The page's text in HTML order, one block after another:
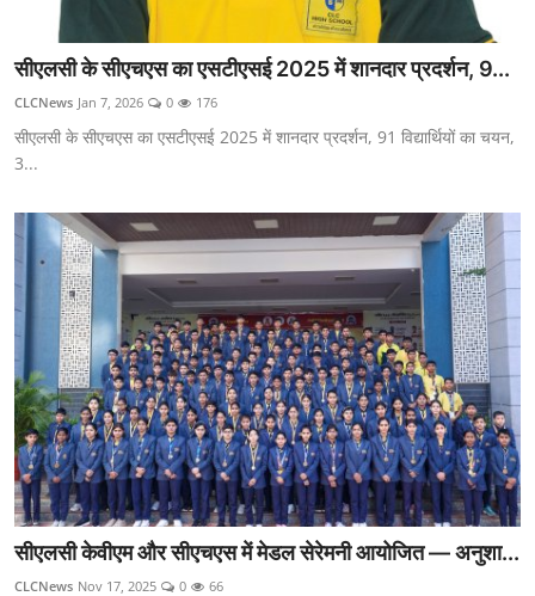
सीएलसी के सीएचएस का एसटीएसई 2025 में शानदार प्रदर्शन, 9...
CLCNews Jan 7, 2026 0 176
सीएलसी के सीएचएस का एसटीएसई 2025 में शानदार प्रदर्शन, 91 विद्यार्थियों का चयन,
3...
सीएलसी केवीएम और सीएचएस में मेडल सेरेमनी आयोजित — अनुशा...
CLCNews Nov 17, 2025 0 66